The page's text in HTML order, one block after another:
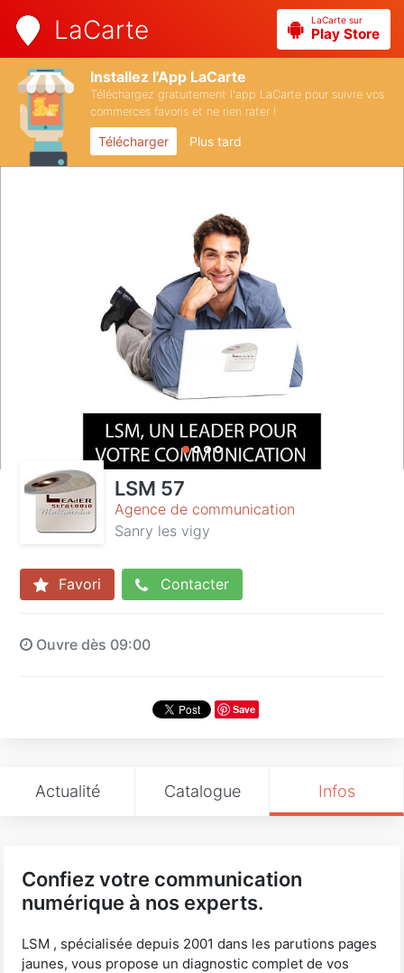
LaCarte LaCarte sur
Play Store
Installez l'App LaCarte
Téléchargez gratuitement l'app LaCarte pour suivre vos
commerces favoris et ne rien rater !
Télécharger Plus tard
LSM 57
Agence de communication
Sanry les vigy
Favori Contacter
Ouvre dès 09:00
Save
Actualité Catalogue Infos
Confiez votre communication
numérique à nos experts.
LSM , spécialisée depuis 2001 dans les parutions pages
jaunes, vous propose un diagnostic complet de vos